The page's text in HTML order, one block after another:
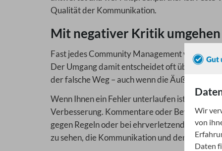
Qualität der Kommunikation.
Mit negativer Kritik umgehen
Fast jedes Community Management wird
Der Umgang damit entscheidet oft über den
der falsche Weg – auch wenn die Äußerungen
Wenn Ihnen ein Fehler unterlaufen ist, spielen
Verbesserung. Kommentare oder
gegen Regeln oder bei ehrverletzenden
zu sehen, die Kommunikation und den
Wir
von
Daten